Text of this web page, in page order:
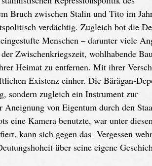
Bruch zwischen Stalin und Tito im
verdächtig. Zugleich bot die
Menschen – darunter viele
Zwischenkriegszeit, wohlhabende
Heimat zu entfernen. Mit ihrer
Existenz einher. Die Bărăgan-
sondern zugleich ein Instrument zur
Aneignung von Eigentum durch den
eine Kamera benutzte, war unter
kann sich gegen das  Vergessen
über seine eigene